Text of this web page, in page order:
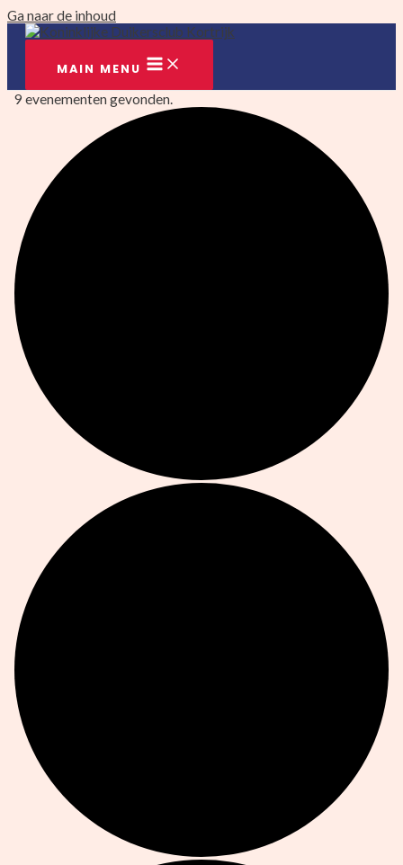
Ga naar de inhoud
MAIN MENU
9 evenementen gevonden.